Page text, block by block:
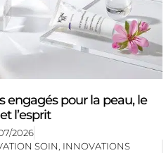
engagés pour la peau, le
l’esprit
2026
SOIN, INNOVATIONS